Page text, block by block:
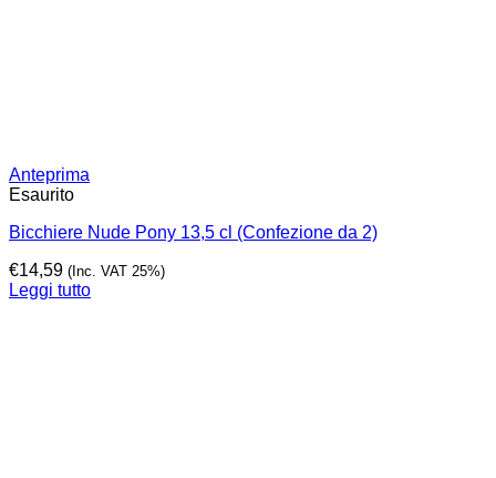
Anteprima
Esaurito
Bicchiere Nude Pony 13,5 cl (Confezione da 2)
€14,59 (Inc. VAT 25%)
Leggi tutto